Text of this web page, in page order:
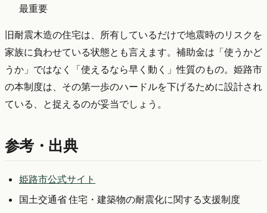
最重要
旧耐震木造の住宅は、所有しているだけで地震時のリスクを
家族に負わせている状態とも言えます。補助金は「使うかど
うか」ではなく「使えるなら早く動く」性質のもの。姫路市
の本制度は、その第一歩のハードルを下げるために設計され
ている、と捉えるのが妥当でしょう。
参考・出典
姫路市公式サイト
国土交通省 住宅・建築物の耐震化に関する支援制度